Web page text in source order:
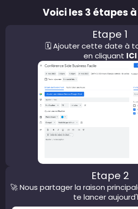
Voici les 3 étapes à
Etape 1
🗓 Ajouter cette date à
en cliquant ICI
Etape 2
🚀 Nous partager la raison
te lancer